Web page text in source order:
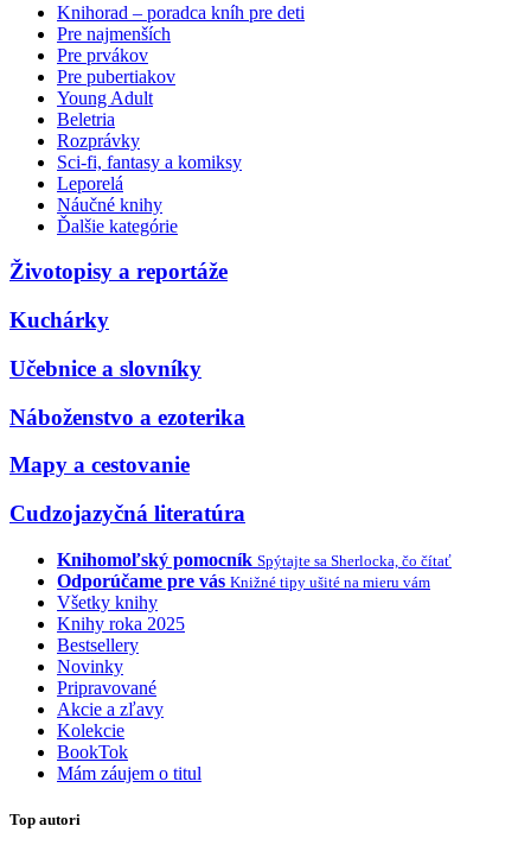
Knihorad – poradca kníh pre deti
Pre najmenších
Pre prvákov
Pre pubertiakov
Young Adult
Beletria
Rozprávky
Sci-fi, fantasy a komiksy
Leporelá
Náučné knihy
Ďalšie kategórie
Životopisy a reportáže
Kuchárky
Učebnice a slovníky
Náboženstvo a ezoterika
Mapy a cestovanie
Cudzojazyčná literatúra
Knihomoľský pomocník Spýtajte sa Sherlocka, čo čítať
Odporúčame pre vás Knižné tipy ušité na mieru vám
Všetky knihy
Knihy roka 2025
Bestsellery
Novinky
Pripravované
Akcie a zľavy
Kolekcie
BookTok
Mám záujem o titul
Top autori